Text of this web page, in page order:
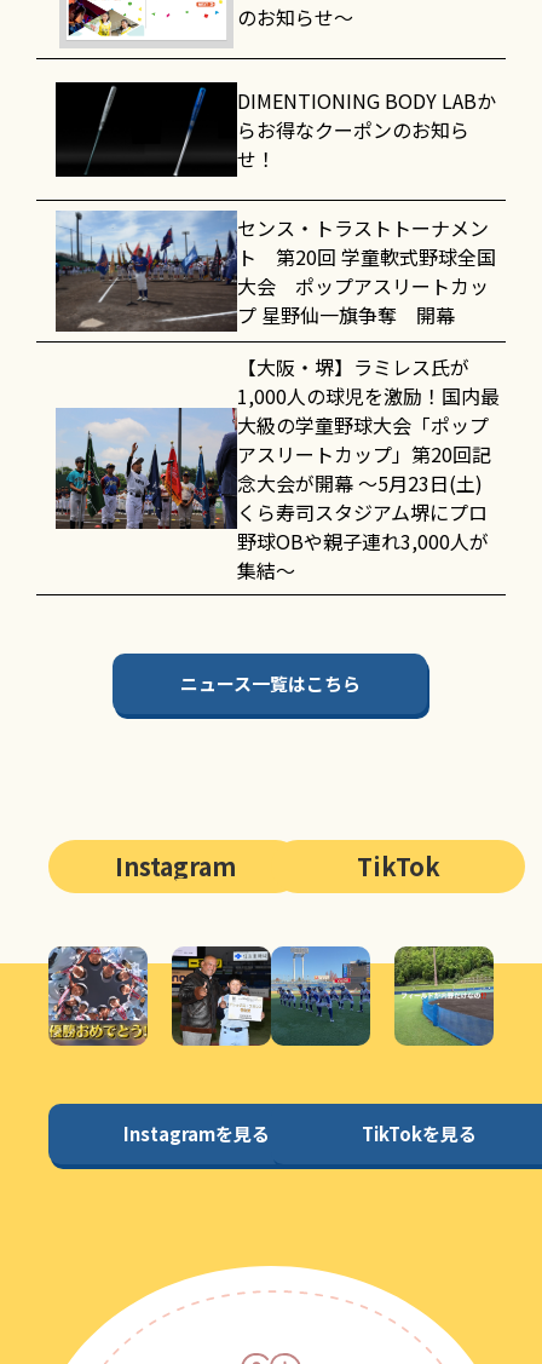
のお知らせ～
DIMENTIONING BODY LABか
らお得なクーポンのお知ら
せ！
センス・トラストトーナメン
ト 第20回 学童軟式野球全国
大会 ポップアスリートカッ
プ 星野仙一旗争奪 開幕
【大阪・堺】ラミレス氏が
1,000人の球児を激励！国内最
大級の学童野球大会「ポップ
アスリートカップ」第20回記
念大会が開幕 〜5月23日(土)
くら寿司スタジアム堺にプロ
野球OBや親子連れ3,000人が
集結〜
ニュース一覧はこちら
Instagram
Instagramを見る
TikTok
TikTokを見る